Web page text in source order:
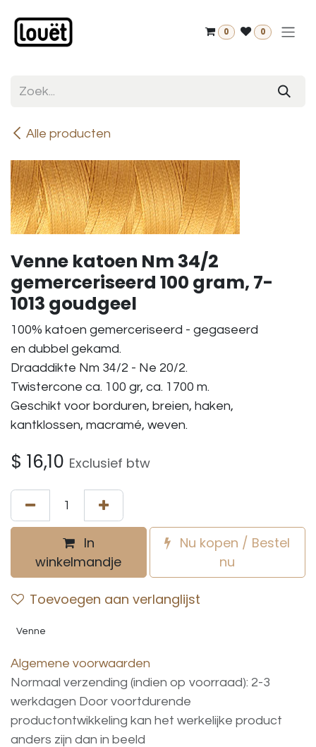
0 0
Alle producten
Venne katoen Nm 34/2
gemerceriseerd 100 gram, 7-
1013 goudgeel
100% katoen gemerceriseerd - gegaseerd
en dubbel gekamd.
Draaddikte Nm 34/2 - Ne 20/2.
Twistercone ca. 100 gr, ca. 1700 m.
Geschikt voor borduren, breien, haken,
kantklossen, macramé, weven.
$ 16,10 Exclusief btw
In
winkelmandje
Nu kopen / Bestel
nu
Toevoegen aan verlanglijst
Venne
Algemene voorwaarden
Normaal verzending (indien op voorraad): 2-3
werkdagen Door voortdurende
productontwikkeling kan het werkelijke product
anders zijn dan in beeld